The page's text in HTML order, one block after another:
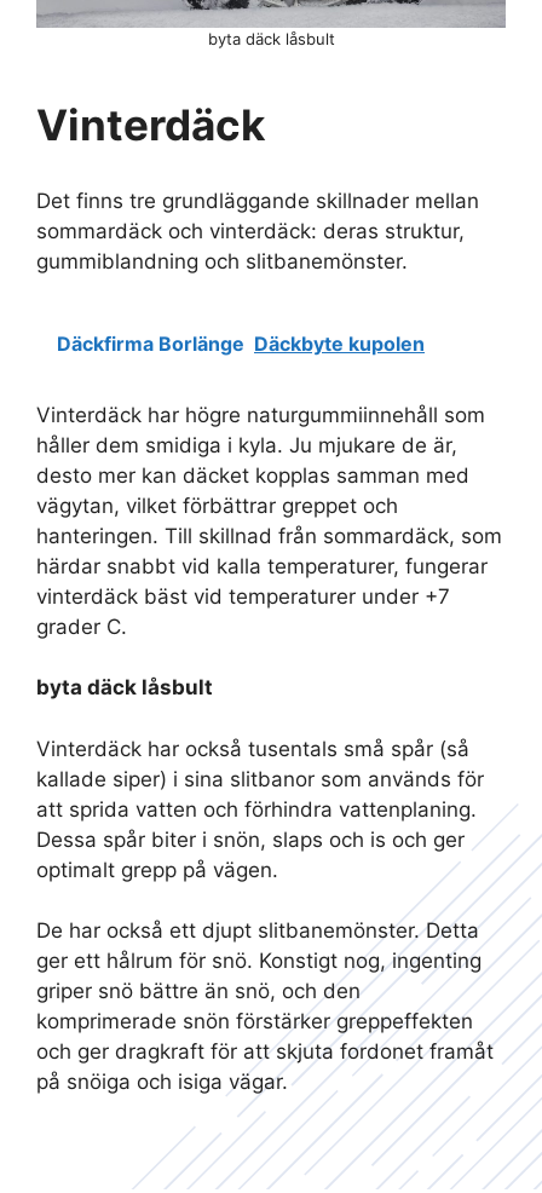
Vinterdäck
Det finns tre grundläggande skillnader mellan
sommardäck och vinterdäck: deras struktur,
gummiblandning och slitbanemönster.
Däckfirma Borlänge Däckbyte kupolen
Vinterdäck har högre naturgummiinnehåll som
håller dem smidiga i kyla. Ju mjukare de är,
desto mer kan däcket kopplas samman med
vägytan, vilket förbättrar greppet och
hanteringen. Till skillnad från sommardäck, som
härdar snabbt vid kalla temperaturer, fungerar
vinterdäck bäst vid temperaturer under +7
grader C.
byta däck låsbult
Vinterdäck har också tusentals små spår (så
kallade siper) i sina slitbanor som används för
att sprida vatten och förhindra vattenplaning.
Dessa spår biter i snön, slaps och is och ger
optimalt grepp på vägen.
De har också ett djupt slitbanemönster. Detta
ger ett hålrum för snö. Konstigt nog, ingenting
griper snö bättre än snö, och den
komprimerade snön förstärker greppeffekten
och ger dragkraft för att skjuta fordonet framåt
på snöiga och isiga vägar.
byta däck låsbult